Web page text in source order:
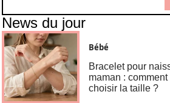
News du jour
Bébé
Bracelet pour
maman : comment
choisir la taille ?